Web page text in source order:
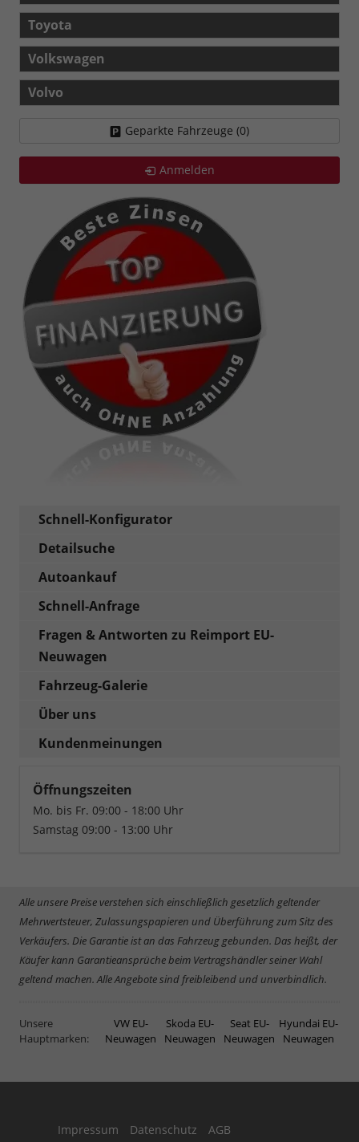
Toyota
Volkswagen
Volvo
Geparkte Fahrzeuge (0)
Anmelden
Schnell-Konfigurator
Detailsuche
Autoankauf
Schnell-Anfrage
Fragen & Antworten zu Reimport EU-
Neuwagen
Fahrzeug-Galerie
Über uns
Kundenmeinungen
Öffnungszeiten
Mo. bis Fr. 09:00 - 18:00 Uhr
Samstag 09:00 - 13:00 Uhr
Alle unsere Preise verstehen sich einschließlich gesetzlich geltender
Mehrwertsteuer, Zulassungspapieren und Überführung zum Sitz des
Verkäufers. Die Garantie ist an das Fahrzeug gebunden. Das heißt, der
Käufer kann Garantieansprüche beim Vertragshändler seiner Wahl
geltend machen. Alle Angebote sind freibleibend und unverbindlich.
Unsere
Hauptmarken:
VW EU-
Neuwagen
Skoda EU-
Neuwagen
Seat EU-
Neuwagen
Hyundai EU-
Neuwagen
Impressum Datenschutz
AGB